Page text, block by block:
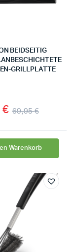
BEIDSEITIG
GRILLPLATTE
69,95€
€
Warenkorb